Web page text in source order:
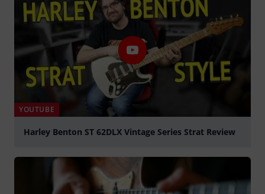
YOUTUBE
Harley Benton ST 62DLX Vintage Series Strat Review